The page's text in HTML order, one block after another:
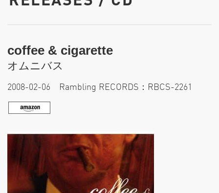
coffee & cigarette
オムニバス
2008-02-06 Rambling RECORDS：RBCS-2261